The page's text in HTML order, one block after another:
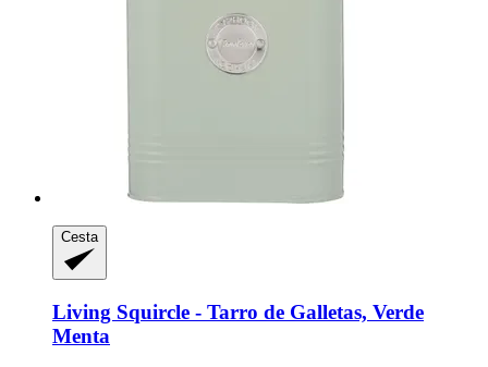
Cesta
Living Squircle -​ Tarro de Galletas, Verde
Menta